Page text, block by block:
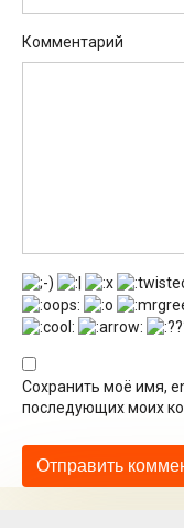
Комментарий
Сохранить моё имя,
последующих моих